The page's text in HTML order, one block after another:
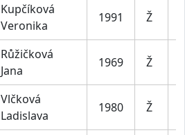
Kupčíková
Veronika
1991 Ž
Růžičková
Jana
1969 Ž
Vlčková
Ladislava
1980 Ž